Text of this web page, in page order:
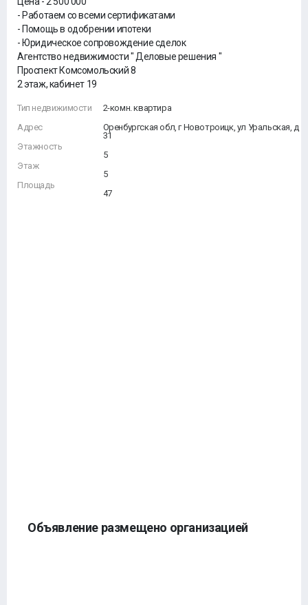
- Работаем со всеми сертификатами
- Помощь в одобрении ипотеки
- Юридическое сопровождение сделок
Агентство недвижимости " Деловые решения "
Проспект Комсомольский 8
2 этаж, кабинет 19
Тип недвижимости
Адрес
Этажность
Этаж
Площадь
2-комн. квартира
Оренбургская обл, г Новотроицк, ул Уральская, д
31
5
5
47
Объявление размещено организацией